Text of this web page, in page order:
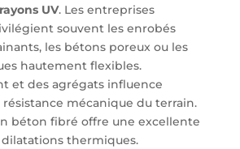
UV. Les entreprises
souvent les enrobés
les bétons poreux ou les
hautement flexibles.
et des agrégats influence
mécanique du terrain.
béton fibré offre une excellente
thermiques.